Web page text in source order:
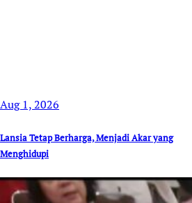
Aug 1, 2026
Lansia Tetap Berharga, Menjadi Akar yang
Menghidupi